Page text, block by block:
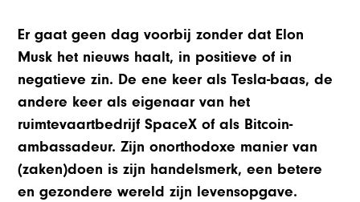
Er gaat geen dag voorbij zonder dat Elon
Musk het nieuws haalt, in positieve of in
negatieve zin. De ene keer als Tesla-baas, de
andere keer als eigenaar van het
ruimtevaartbedrijf SpaceX of als Bitcoin-
ambassadeur. Zijn onorthodoxe manier van
(zaken)doen is zijn handelsmerk, een betere
en gezondere wereld zijn levensopgave.